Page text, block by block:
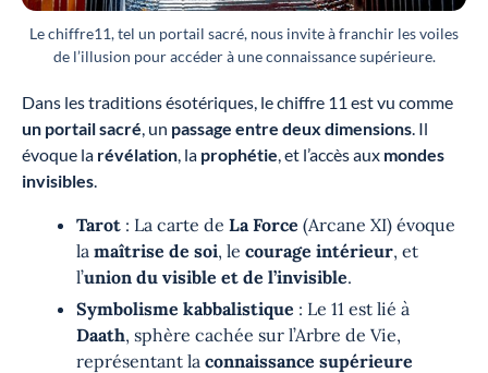
Le chiffre11, tel un portail sacré, nous invite à franchir les voiles
de l’illusion pour accéder à une connaissance supérieure.
Dans les traditions ésotériques, le chiffre 11 est vu comme
un portail sacré , un passage entre deux dimensions . Il
évoque la révélation , la prophétie , et l’accès aux mondes
invisibles
Tarot : La carte de La Force (Arcane XI) évoque
la maîtrise de soi, le courage intérieur, et
l’union du visible et de l’invisible.
Symbolisme kabbalistique : Le 11 est lié à
Daath, sphère cachée sur l’Arbre de Vie,
représentant la connaissance supérieure